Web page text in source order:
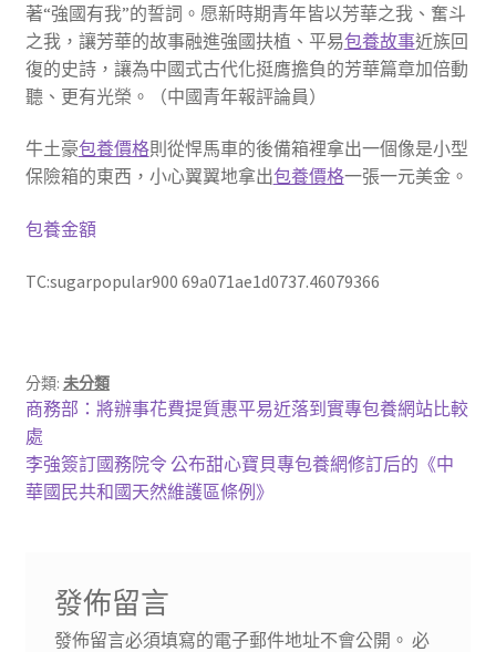
著“強國有我”的誓詞。愿新時期青年皆以芳華之我、奮斗
之我，讓芳華的故事融進強國扶植、平易包養故事近族回
復的史詩，讓為中國式古代化挺膺擔負的芳華篇章加倍動
聽、更有光榮。（中國青年報評論員）
牛土豪包養價格則從悍馬車的後備箱裡拿出一個像是小型
保險箱的東西，小心翼翼地拿出包養價格一張一元美金。
包養金額
TC:sugarpopular900 69a071ae1d0737.46079366
分類: 未分類
文
章
導
上
一
篇
文
商務部：將辦事花費提質惠平易近落到實專包養網站比較
處
下
一
李強簽訂國務院令 公布甜心寶貝專包養網修訂后的《中
華國民共和國天然維護區條例》
發佈留言
發佈留言必須填寫的電子郵件地址不會公開。 必